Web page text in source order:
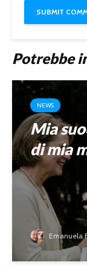
Potrebbe
NEWS
Mia
di mia
Emanuela